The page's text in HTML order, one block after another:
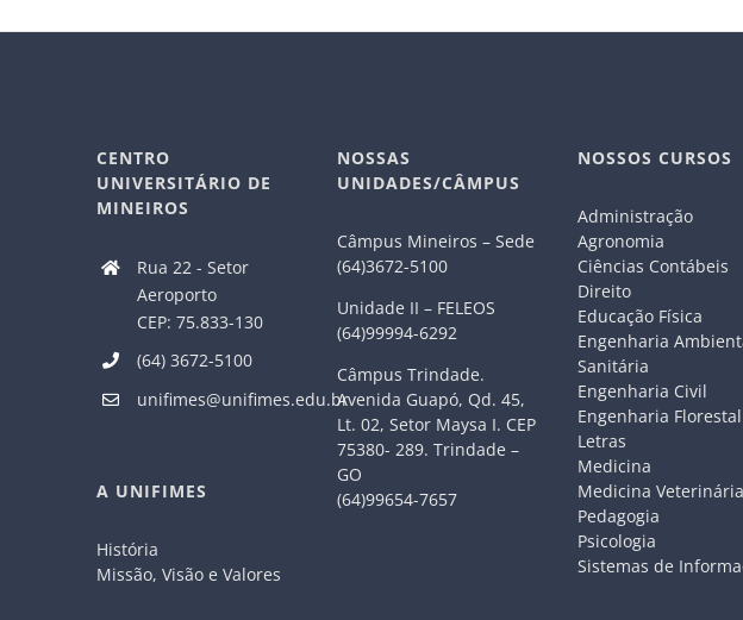
CENTRO
UNIVERSITÁRIO DE
MINEIROS
Rua 22 - Setor
Aeroporto
CEP: 75.833-130
(64) 3672-5100
unifimes@unifimes.edu.br
A UNIFIMES
História
Missão, Visão e Valores
NOSSAS
UNIDADES/CÂMPUS
Câmpus Mineiros – Sede
(64)3672-5100
Unidade II – FELEOS
(64)99994-6292
Câmpus Trindade.
Avenida Guapó, Qd. 45,
Lt. 02, Setor Maysa I. CEP
75380- 289. Trindade –
GO
(64)99654-7657
NOSSOS CURSOS
Administração
Agronomia
Ciências Contábeis
Direito
Educação Física
Engenharia
Sanitária
Engenharia Civil
Engenharia Florestal
Letras
Medicina
Medicina Veterinária
Pedagogia
Psicologia
Sistemas de